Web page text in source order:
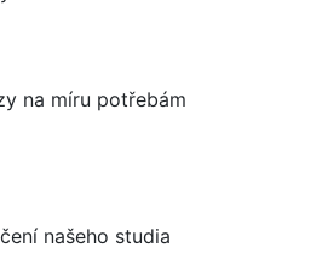
na míru potřebám
našeho studia